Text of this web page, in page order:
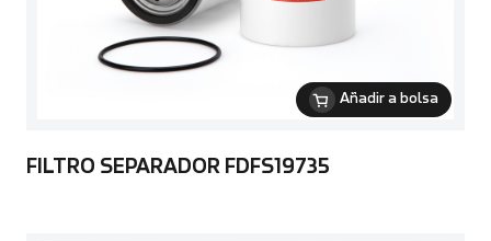
Añadir a bolsa
FILTRO SEPARADOR FDFS19735